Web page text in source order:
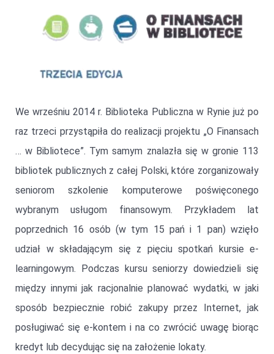
We wrześniu 2014 r. Biblioteka Publiczna w Rynie już po
raz trzeci przystąpiła do realizacji projektu „O Finansach
… w Bibliotece”. Tym samym znalazła się w gronie 113
bibliotek publicznych z całej Polski, które zorganizowały
seniorom szkolenie komputerowe poświęconego
wybranym usługom finansowym. Przykładem lat
poprzednich 16 osób (w tym 15 pań i 1 pan) wzięło
udział w składającym się z pięciu spotkań kursie e-
learningowym. Podczas kursu seniorzy dowiedzieli się
między innymi jak racjonalnie planować wydatki, w jaki
sposób bezpiecznie robić zakupy przez Internet, jak
posługiwać się e-kontem i na co zwrócić uwagę biorąc
kredyt lub decydując się na założenie lokaty.